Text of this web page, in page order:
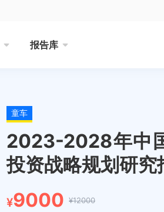
报告库
童车
2023-2028年中
投资战略规划研究
¥9000 ¥12000